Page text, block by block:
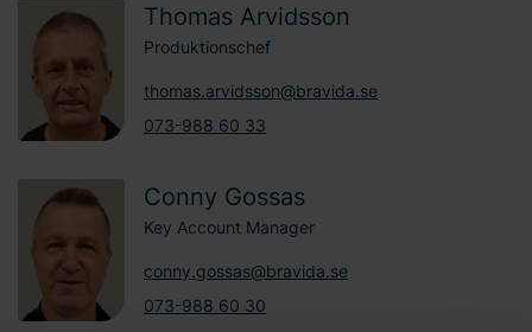
Thomas Arvidsson
Produktionschef
thomas.arvidsson@bravida.se
073-988 60 33
Conny Gossas
Key Account Manager
conny.gossas@bravida.se
073-988 60 30